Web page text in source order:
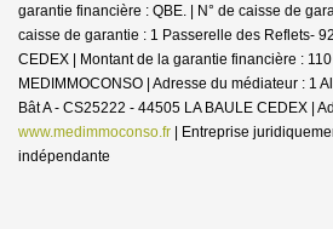
garantie financière : QBE. | N° de caisse de
caisse de garantie : 1 Passerelle des Reflets-
CEDEX | Montant de la garantie financière :
MEDIMMOCONSO | Adresse du médiateur : 1
Bât A - CS25222 - 44505 LA BAULE CEDEX |
www.medimmoconso.fr | Entreprise
indépendante